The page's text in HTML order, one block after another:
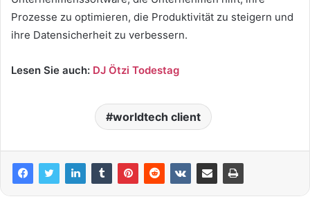
Prozesse zu optimieren, die Produktivität zu steigern und
ihre Datensicherheit zu verbessern.
Lesen Sie auch: DJ Ötzi Todestag
worldtech client